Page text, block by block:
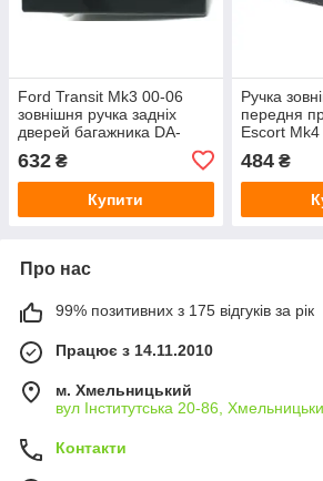
Ford Transit Mk3 00-06
зовнішня ручка задніх
дверей багажника DA-
632 ₴
Купити
Ручка
передня
Escort
чорна
задніх
484₴
Про нас
99% позитивних з 175 відгуків за рік
Працює з 14.11.2010
м. Хмельницький
вул Інститутська 20-86,
Контакти